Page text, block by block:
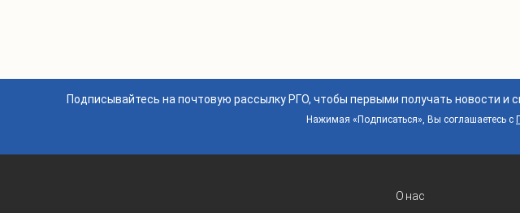
Подписывайтесь на почтовую рассылку РГО, чтобы первыми получать новости и
Нажимая «Подписаться», Вы соглашаетесь с
О нас